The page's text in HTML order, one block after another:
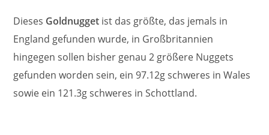
Dieses Goldnugget ist das größte, das jemals in
England gefunden wurde, in Großbritannien
hingegen sollen bisher genau 2 größere Nuggets
gefunden worden sein, ein 97.12g schweres in Wales
sowie ein 121.3g schweres in Schottland.